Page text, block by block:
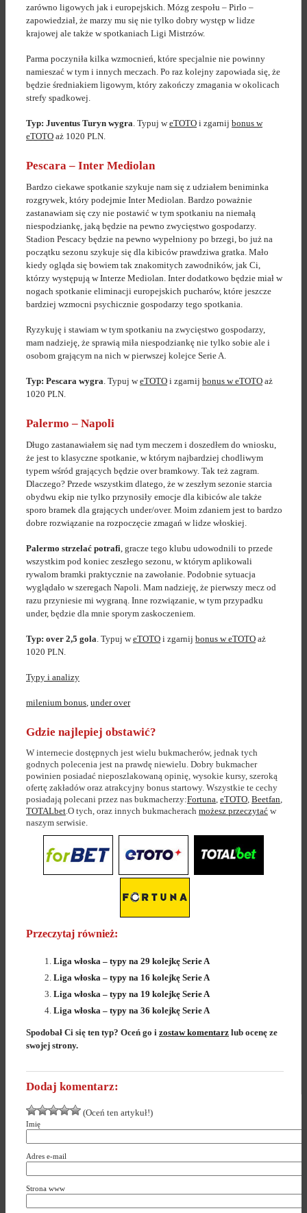
zarówno ligowych jak i europejskich. Mózg zespołu – Pirlo –
zapowiedział, że marzy mu się nie tylko dobry występ w lidze
krajowej ale także w spotkaniach Ligi Mistrzów.
Parma poczyniła kilka wzmocnień, które specjalnie nie powinny
namieszać w tym i innych meczach. Po raz kolejny zapowiada się, że
będzie średniakiem ligowym, który zakończy zmagania w okolicach
strefy spadkowej.
Typ: Juventus Turyn wygra. Typuj weTOTO i zgarnij bonus w
eTOTO aż 1020 PLN.
Pescara – Inter Mediolan
Bardzo ciekawe spotkanie szykuje nam się z udziałem beniminka
rozgrywek, który podejmie Inter Mediolan. Bardzo poważnie
zastanawiam się czy nie postawić w tym spotkaniu na niemałą
niespodziankę, jaką będzie na pewno zwycięstwo gospodarzy.
Stadion Pescacy będzie na pewno wypełniony po brzegi, bo już na
początku sezonu szykuje się dla kibiców prawdziwa gratka. Mało
kiedy ogląda się bowiem tak znakomitych zawodników, jak Ci,
którzy występują w Interze Mediolan. Inter dodatkowo będzie miał w
nogach spotkanie eliminacji europejskich pucharów, które jeszcze
bardziej wzmocni psychicznie gospodarzy tego spotkania.
Ryzykuję i stawiam w tym spotkaniu na zwycięstwo gospodarzy,
mam nadzieję, że sprawią miła niespodziankę nie tylko sobie ale i
osobom grającym na nich w pierwszej kolejce Serie A.
Typ: Pescara wygra. Typuj weTOTO i zgarnij bonus w eTOTO aż
1020 PLN.
Palermo – Napoli
Długo zastanawiałem się nad tym meczem i doszedłem do wniosku,
że jest to klasyczne spotkanie, w którym najbardziej chodliwym
typem wśród grających będzie over bramkowy. Tak też zagram.
Dlaczego? Przede wszystkim dlatego, że w zeszłym sezonie starcia
obydwu ekip nie tylko przynosiły emocje dla kibiców ale także
sporo bramek dla grających under/over. Moim zdaniem jest to bardzo
dobre rozwiązanie na rozpoczęcie zmagań w lidze włoskiej.
Palermo strzelać potrafi, gracze tego klubu udowodnili to przede
wszystkim pod koniec zeszłego sezonu, w którym aplikowali
rywalom bramki praktycznie na zawołanie. Podobnie sytuacja
wyglądało w szeregach Napoli. Mam nadzieję, że pierwszy mecz od
razu przyniesie mi wygraną. Inne rozwiązanie, w tym przypadku
under, będzie dla mnie sporym zaskoczeniem.
Typ: over 2,5 gola. Typuj weTOTO i zgarnij bonus w eTOTO aż
1020 PLN.
Typy i analizy
milenium bonus, under over
Gdzie najlepiej obstawić?
W internecie dostępnych jest wielu bukmacherów, jednak tych
godnych polecenia jest na prawdę niewielu. Dobry bukmacher
powinien posiadać nieposzlakowaną opinię, wysokie kursy, szeroką
ofertę zakładów oraz atrakcyjny bonus startowy. Wszystkie te cechy
posiadają polecani przez nas bukmacherzy:Fortuna, eTOTO, Beetfan,
TOTALbet.O tych, oraz innych bukmacherach możesz przeczytać w
naszym serwisie.
Przeczytaj również:
Liga włoska – typy na 29 kolejkę Serie A
Liga włoska – typy na 16 kolejkę Serie A
Liga włoska – typy na 19 kolejkę Serie A
Liga włoska – typy na 36 kolejkę Serie A
Spodobał Ci się ten typ? Oceń go i zostaw komentarz lub ocenę ze
swojej strony.
Dodaj komentarz:
(Oceń ten artykuł!)
Imię
Adres e-mail
Strona www